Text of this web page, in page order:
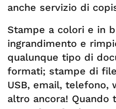
anche servizio di
Stampe a colori e in
ingrandimento e
qualunque tipo di
formati; stampe di
USB, email, telefono,
altro ancora! Quando